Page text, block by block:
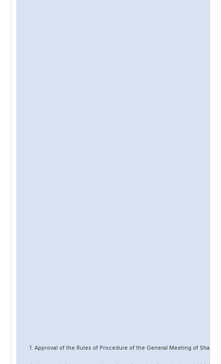
1. Approval of the Rules of Procedure of the General Meeting of